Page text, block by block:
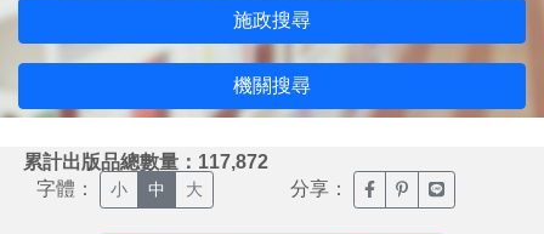
施政搜尋
機關搜尋
累計出版品總數量：117,872
字體： 小 中 大 分享： 臉書分享(另開新視窗)
噗浪分享(另開新
Line分享(另